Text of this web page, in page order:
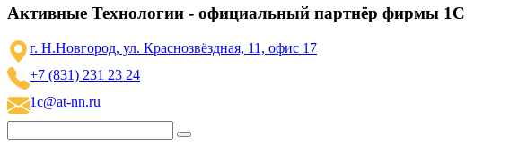
Активные Технологии - официальный партнёр фирмы 1С
г. Н.Новгород, ул. Краснозвёздная, 11, офис 17
+7 (831) 231 23 24
1c@at-nn.ru